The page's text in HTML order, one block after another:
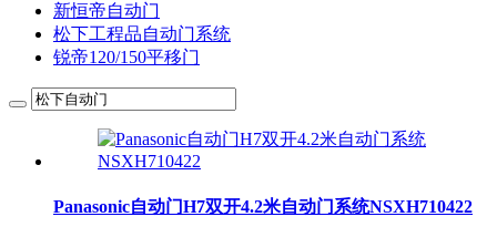
新恒帝自动门
松下工程品自动门系统
锐帝120/150平移门
Panasonic自动门H7双开4.2米自动门系统NSXH710422